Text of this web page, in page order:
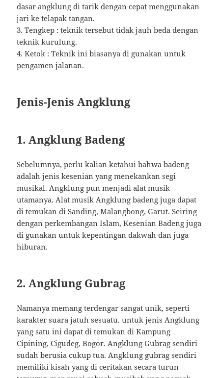
dasar angklung di tarik dengan cepat menggunakan
jari ke telapak tangan.
3. Tengkep : teknik tersebut tidak jauh beda dengan
teknik kurulung.
4. Ketok : Teknik ini biasanya di gunakan untuk
pengamen jalanan.
Jenis-Jenis Angklung
1. Angklung Badeng
Sebelumnya, perlu kalian ketahui bahwa badeng
adalah jenis kesenian yang menekankan segi
musikal. Angklung pun menjadi alat musik
utamanya. Alat musik Angklung badeng juga dapat
di temukan di Sanding, Malangbong, Garut. Seiring
dengan perkembangan Islam, Kesenian Badeng juga
di gunakan untuk kepentingan dakwah dan juga
hiburan.
2. Angklung Gubrag
Namanya memang terdengar sangat unik, seperti
karakter suara jatuh sesuatu. untuk jenis Angklung
yang satu ini dapat di temukan di Kampung
Cipining, Cigudeg, Bogor. Angklung Gubrag sendiri
sudah berusia cukup tua. Angklung gubrag sendiri
memiliki kisah yang di ceritakan secara turun